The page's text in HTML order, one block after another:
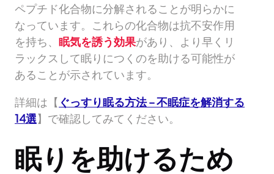
ペプチド化合物に分解されることが明らかに
なっています。これらの化合物は抗不安作用
を持ち、 眠気を誘う効果があり、より早くリ
ラックスして眠りにつくのを助ける可能性が
あることが示されています。
詳細は【 ぐっすり眠る方法 – 不眠症を解消する
14選】で確認してみてください。
眠りを助けるため